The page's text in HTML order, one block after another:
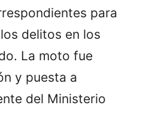
para
delitos en los
La moto fue
y puesta a
del Ministerio